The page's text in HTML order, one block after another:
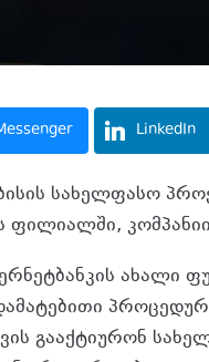
LinkedIn
სახელფასო
ფილიალში,
ახალი
გააქტიურონ